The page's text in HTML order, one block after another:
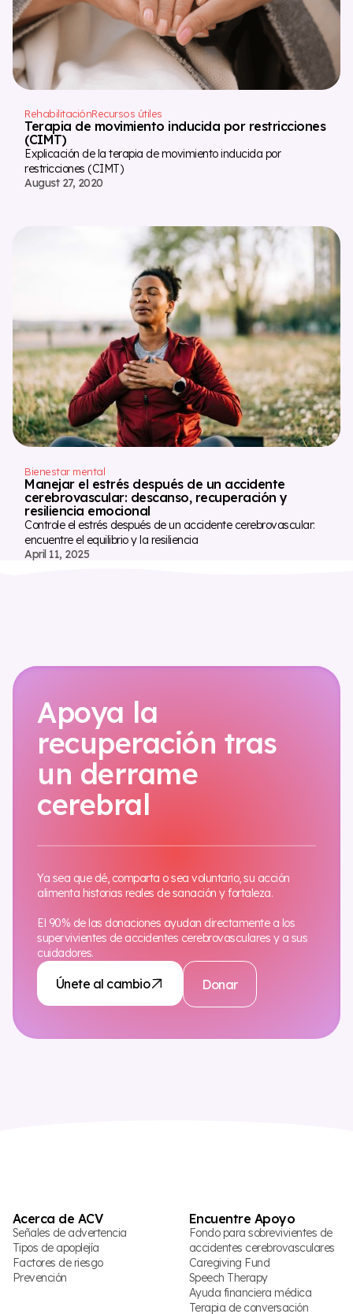
RehabilitaciónRecursos útiles
Terapia de movimiento inducida por restricciones
(CIMT)
Explicación de la terapia de movimiento inducida por
restricciones (CIMT)
August 27, 2020
Bienestar mental
Manejar el estrés después de un accidente
cerebrovascular: descanso, recuperación y
resiliencia emocional
Controle el estrés después de un accidente cerebrovascular:
encuentre el equilibrio y la resiliencia
April 11, 2025
Apoya la
recuperación tras
un derrame
cerebral
Únete al cambio Donar
Ya sea que dé, comparta o sea voluntario, su acción
alimenta historias reales de sanación y fortaleza.
El 90% de las donaciones ayudan directamente a los
supervivientes de accidentes cerebrovasculares y a sus
cuidadores.
Acerca de ACV
Señales de advertencia
Tipos de apoplejía
Factores de riesgo
Prevención
Encuentre Apoyo
Fondo para sobrevivientes de
accidentes cerebrovasculares
Caregiving Fund
Speech Therapy
Ayuda financiera médica
Terapia de conversación